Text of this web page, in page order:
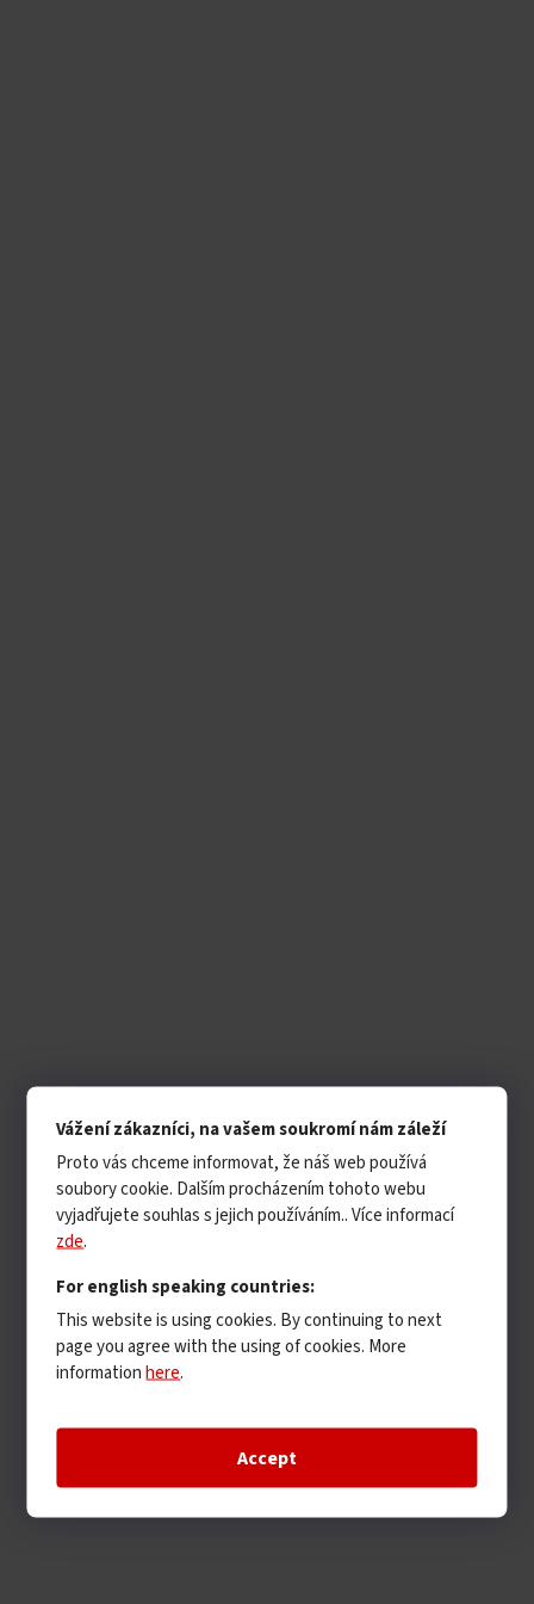
Vážení zákazníci, na vašem soukromí nám záleží
Proto vás chceme informovat, že náš web používá
soubory cookie. Dalším procházením tohoto webu
vyjadřujete souhlas s jejich používáním.. Více informací
zde.
For english speaking countries:
This website is using cookies. By continuing to next
page you agree with the using of cookies. More
informationhere.
Accept